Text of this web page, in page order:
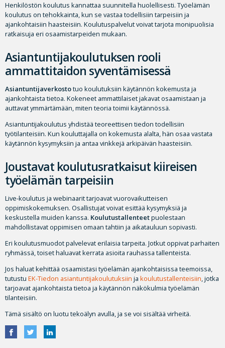
Henkilöstön koulutus kannattaa suunnitella huolellisesti. Työelämän
koulutus on tehokkainta, kun se vastaa todellisiin tarpeisiin ja
ajankohtaisiin haasteisiin. Koulutuspalvelut voivat tarjota monipuolisia
ratkaisuja eri osaamistarpeiden mukaan.
Asiantuntijakoulutuksen rooli
ammattitaidon syventämisessä
Asiantuntijaverkostotuo koulutuksiin käytännön kokemusta ja
ajankohtaista tietoa. Kokeneet ammattilaiset jakavat osaamistaan ja
auttavat ymmärtämään, miten teoria toimii käytännössä.
Asiantuntijakoulutus yhdistää teoreettisen tiedon todellisiin
työtilanteisiin. Kun kouluttajalla on kokemusta alalta, hän osaa vastata
käytännön kysymyksiin ja antaa vinkkejä arkipäivän haasteisiin.
Joustavat koulutusratkaisut kiireisen
työelämän tarpeisiin
Live-koulutus ja webinaarit tarjoavat vuorovaikutteisen
oppimiskokemuksen. Osallistujat voivat esittää kysymyksiä ja
keskustella muiden kanssa. Koulutustallenteetpuolestaan
mahdollistavat oppimisen omaan tahtiin ja aikatauluun sopivasti.
Eri koulutusmuodot palvelevat erilaisia tarpeita. Jotkut oppivat parhaiten
ryhmässä, toiset haluavat kerrata asioita rauhassa tallenteista.
Jos haluat kehittää osaamistasi työelämän ajankohtaisissa teemoissa,
tutustu EK-Tiedon asiantuntijakoulutuksiin ja koulutustallenteisiin, jotka
tarjoavat ajankohtaista tietoa ja käytännön näkökulmia työelämän
tilanteisiin.
Tämä sisältö on luotu tekoälyn avulla, ja se voi sisältää virheitä.